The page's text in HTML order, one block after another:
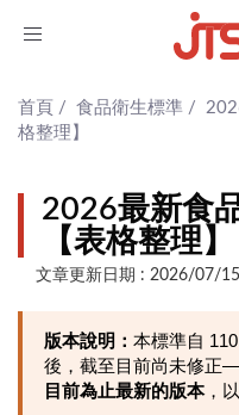
Toggle
首頁 / 食品衛生標準 /
格整理】
2026最新食
【表格整理】
文章更新日期 : 2026/07/15
版本說明： 本標準自
後，截至目前尚未修
目前為止最新的版本，